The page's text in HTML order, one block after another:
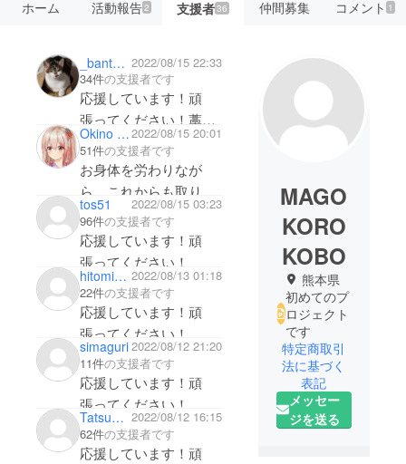
ホーム 活動報告2 支援者36 仲間募集 コメント 1
_bantyokoi 2022/08/15 22:33
34件の支援者です
応援しています！頑
張ってください！藁詰
納豆なんて久しぶりで
す。以前食べ比べをし
て美味しさの違いに愕
然としました。
Okino Ikumi2022/08/15 20:01
51件の支援者です
お身体を労わりなが
ら、これからも取り組
まれて頂ければと思い
ます。昔ながらの藁納
豆、楽しみにしていま
す。
tos51
2022/08/15 03:23
96件の支援者です
応援しています！頑
張ってください！
hitomi0124 2022/08/13 01:18
22件の支援者です
応援しています！頑
張ってください！
simaguri2022/08/12 21:20
11件の支援者です
応援しています！頑
張ってください！
Tatsuhiro Furuya 2022/08/12 16:15
62件の支援者です
応援しています！頑
MAGO
KORO
KOBO
熊本県
初めてのプ
ロジェクト
です
特定商取引
法に基づく
表記
メッセー
ジを送る